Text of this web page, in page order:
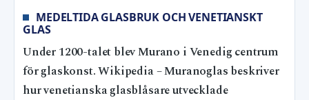
MEDELTIDA GLASBRUK OCH VENETIANSKT
GLAS
Under 1200-talet blev Murano i Venedig centrum
för glaskonst. Wikipedia – Muranoglas beskriver
hur venetianska glasblåsare utvecklade